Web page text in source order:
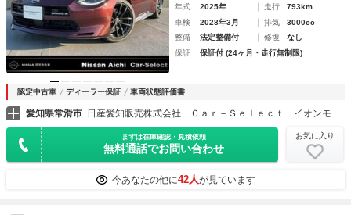
年式 2025年 走行
793km
車検
2028年3月 排気
3000cc
整備
法定整備付 修復
なし
保証
保証付 (24ヶ月・走行無制限)
認定中古車 ディーラー保証 車両状態評価書
愛知県常滑市
まずは在庫確認・見積依頼
無料通話でお問い合わせ
お気に入り
今あなたの他に42人が見ています